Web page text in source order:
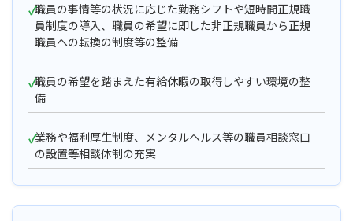
職員の事情等の状況に応じた勤務シフトや短時間正規職
員制度の導入、職員の希望に即した非正規職員から正規
職員への転換の制度等の整備
職員の希望を踏まえた有給休暇の取得しやすい環境の整
備
業務や福利厚生制度、メンタルヘルス等の職員相談窓口
の設置等相談体制の充実